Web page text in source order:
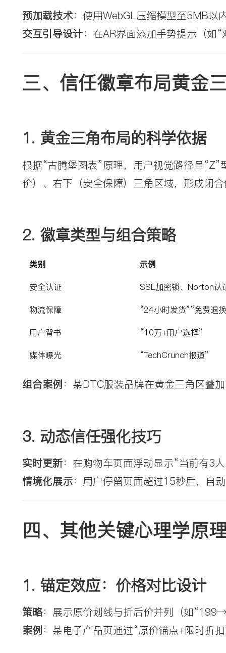
预加载技术：使用WebGL压缩模型至5MB以
交互引导设计：在AR界面添加手势提示（如
三、信任徽章布局黄金
1. 黄金三角布局的科学依据
根据“古腾堡图表”原理，用户视觉路径呈
价）、右下（安全保障）三角区域，形成闭
2. 徽章类型与组合策略
类别 示例
安全认证 SSL加密锁、Norton认
物流保障 “24小时发货”“免费退
用户背书 “10万+用户选择”
媒体曝光 “TechCrunch报道”
组合案例：某DTC服装品牌在黄金三角区叠
3. 动态信任强化技巧
实时更新：在购物车页面浮动显示“当前有3
情境化展示：用户停留页面超过15秒后，自
四、其他关键心理学原
1. 锚定效应：价格对比设计
策略：展示原价划线与折后价并列（如
案例：某电子产品页通过“原价锚点+限时折